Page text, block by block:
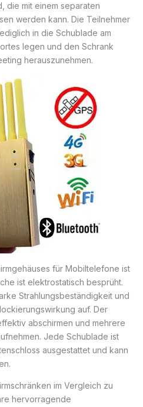
die mit einem separaten
werden kann. Die Teilnehmer
in die Schublade am
legen und den Schrank
herauszunehmen.
für Mobiltelefone ist
ist elektrostatisch besprüht.
Strahlungsbeständigkeit und
auf. Der
abschirmen und mehrere
Jede Schublade ist
ausgestattet und kann
im Vergleich zu
hervorragende